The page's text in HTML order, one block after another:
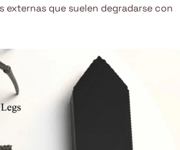
que suelen degradarse con